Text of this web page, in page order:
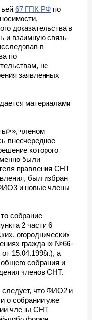
67 ГПК РФ по
доказательства в
и взаимную связь
в
по
не
заявленных
материалами
членом
внеочередное
которого
были
правления СНТ
был избран
и новые члены
собрание
2 части 6
огороднических
граждан» №66-
15.04.1998г.), а
собрания и
членов СНТ.
следует, что ФИО2 и
о собрании уже
члены СНТ